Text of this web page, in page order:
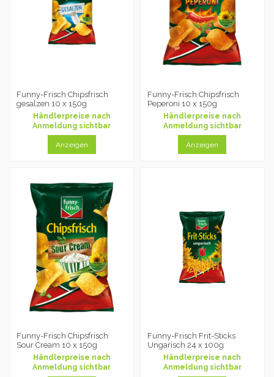
Funny-Frisch Chipsfrisch
gesalzen 10 x 150g
Händlerpreise nach
Anmeldung sichtbar
Anzeigen
Funny-Frisch Chipsfrisch
Peperoni 10 x 150g
Händlerpreise nach
Anmeldung sichtbar
Anzeigen
Funny-Frisch Chipsfrisch
Sour Cream 10 x 150g
Händlerpreise nach
Anmeldung sichtbar
Funny-Frisch Frit-Sticks
Ungarisch 24 x 100g
Händlerpreise nach
Anmeldung sichtbar